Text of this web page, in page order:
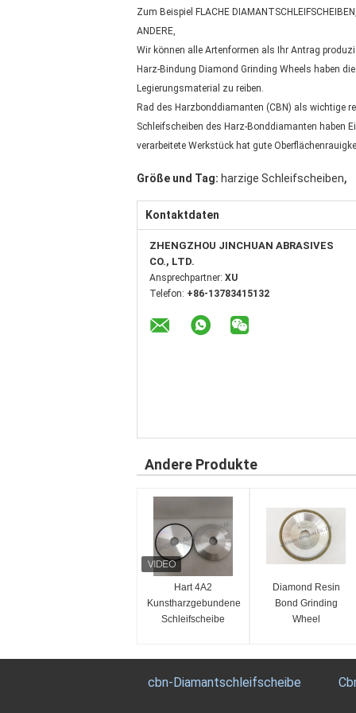
Zum Beispiel FLACHE
ANDERE,
Wir können alle Artenformen als Ihr Antrag
Harz-Bindung Diamond Grinding Wheels haben
Legierungsmaterial zu reiben.
Rad des Harzbonddiamanten (CBN) als wichtige
Schleifscheiben des Harz-Bonddiamanten haben
verarbeitete Werkstück hat gute
Größe und Tag: harzige Schleifscheiben,
Kontaktdaten
ZHENGZHOU JINCHUAN ABRASIVES
CO., LTD.
Ansprechpartner: XU
Telefon: +86-13783415132
Andere Produkte
Hart 4A2
Kunstharzgebundene
Schleifscheibe
Diamond Resin
Bond Grinding
Wheel
cbn-Diamantschleifscheibe